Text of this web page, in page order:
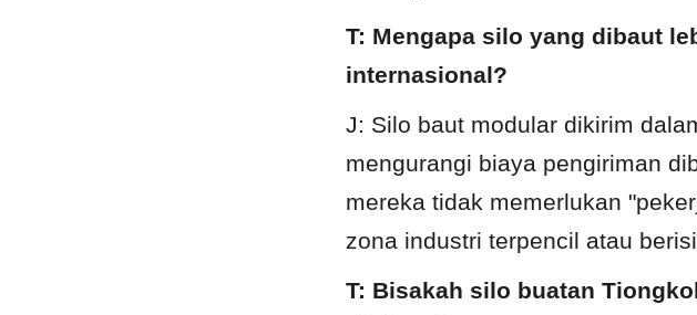
T: Mengapa silo yang dibaut
internasional?
J: Silo baut modular dikirim
mengurangi biaya pengiriman
mereka tidak memerlukan
zona industri terpencil atau
T: Bisakah silo buatan